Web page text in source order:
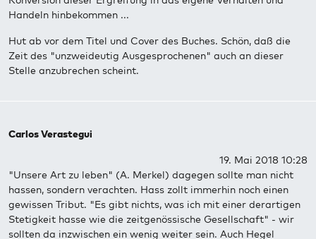
Handeln hinbekommen ...
Hut ab vor dem Titel und Cover des Buches. Schön, daß die
Zeit des "unzweideutig Ausgesprochenen" auch an dieser
Stelle anzubrechen scheint.
Carlos Verastegui
19. Mai 2018 10:28
"Unsere Art zu leben" (A. Merkel) dagegen sollte man nicht
hassen, sondern verachten. Hass zollt immerhin noch einen
gewissen Tribut. "Es gibt nichts, was ich mit einer derartigen
Stetigkeit hasse wie die zeitgenössische Gesellschaft" - wir
sollten da inzwischen ein wenig weiter sein. Auch Hegel